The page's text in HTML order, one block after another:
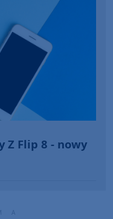
Z Flip 8 - nowy